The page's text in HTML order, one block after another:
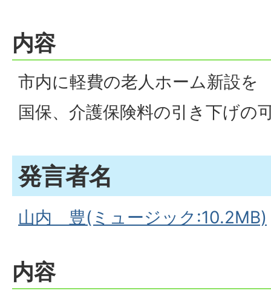
内容
市内に軽費の老人ホーム新設を
国保、介護保険料の引き下げの
発言者名
山内 豊(ミュージック:10.2MB)
内容